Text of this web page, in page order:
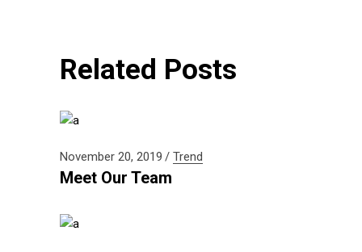
Related Posts
November 20, 2019 Trend
Meet Our Team